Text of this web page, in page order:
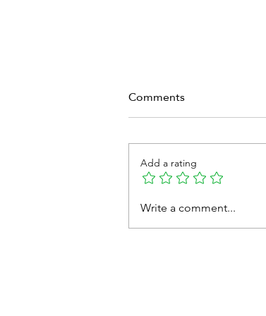
الفتق الإربي عند الرجال
Comments
Add a rating
Write a comment...